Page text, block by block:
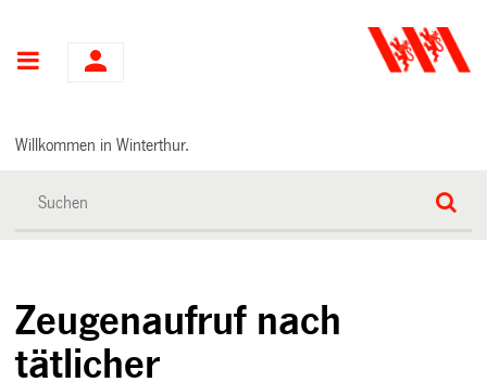
Hauptnavigation
Willkommen in Winterthur.
Zeugenaufruf nach
tätlicher